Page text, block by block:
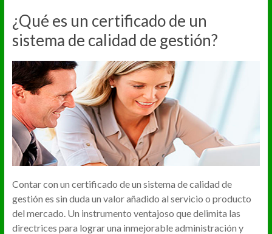
¿Qué es un certificado de un
sistema de calidad de gestión?
Contar con un certificado de un sistema de calidad de
gestión es sin duda un valor añadido al servicio o producto
del mercado. Un instrumento ventajoso que delimita las
directrices para lograr una inmejorable administración y